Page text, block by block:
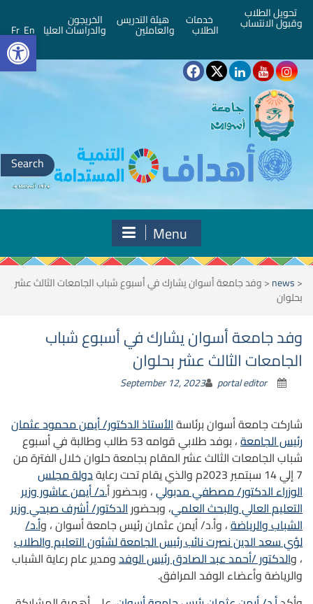
تحويل الطلاب
وقبول الانتساب خدمات
الطلاب
هيئة التدريس
والعاملين
الخريجون
والدراسات العليا En
Fr
Search
for:
Menu
<
news
<وفد جامعة أسوان يشارك في أسبوع شباب الجامعات الثالث عشر
بحلوان
وفد جامعة أسوان يشارك في أسبوع شباب
الجامعات الثالث عشر بحلوان
September 12, 2023 portal editor
شاركت جامعة أسوان برئاسةالأستاذ الدكتور/ أيمن محمود عثمان
رئيس الجامعة
، بوفد طلابي قوامه 53 طالب وطالبة في أسبوع
شباب الجامعات الثالث عشر المقام بجامعة حلوان خلال الفترة من
7 إلي 14 سبتمبر 2023م والذي يقام تحت رعاية
دولة مجلس
الوزراء الدكتور/ مصطفي مدبولي، وبحضور أ.د/ أيمن عاشور وزير
التعليم العالي والبحث العلمي، وبحضورالدكتور/ أشرف صبحي وزير
الشباب والرياضة، وأ.د/ أيمن عثمان رئيس جامعة أسوان ، وأ.د/
لؤي سعد الدين نصرت نائب رئيس الجامعة لشئون التعليم والطلاب
، والدكتور /أحمد عبد الصادق رئيس الوفدومدير عام رعاية الشباب
والرياضة وأعضاء الوفد المرافق.